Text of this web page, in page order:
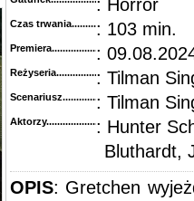
: Horror
Czas trwania......................................
: 103 min.
Premiera..........................................
:
Reżyseria........................................
: Tilman
Scenariusz........................................
: Tilman
Aktorzy...........................................
: Hunter
Bluthardt,
OPIS: Gretchen